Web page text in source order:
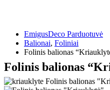
EmigusDeco Parduotuvė
Balionai, Foliniai
Folinis balionas
Folinis balionas